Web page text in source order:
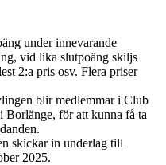
under innevarande
vid lika slutpoäng skiljs
2:a pris osv. Flera priser
blir medlemmar i Club
för att kunna få ta
skickar in underlag till
2025.